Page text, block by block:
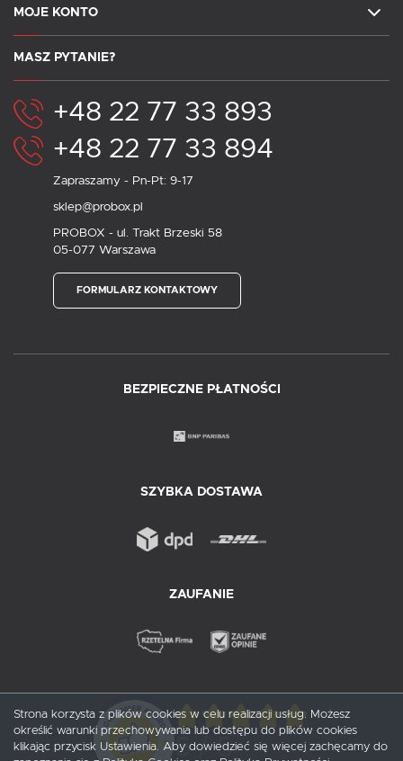
MOJE KONTO
MASZ PYTANIE?
+48 22 77 33 893
+48 22 77 33 894
Zapraszamy - Pn-Pt: 9-17
sklep@probox.pl
PROBOX - ul. Trakt Brzeski 58
05-077 Warszawa
FORMULARZ KONTAKTOWY
BEZPIECZNE PŁATNOŚCI
SZYBKA DOSTAWA
ZAUFANIE
5/ 5
Strona korzysta z plików cookies w celu realizacji usług. Możesz
określić warunki przechowywania lub dostępu do plików cookies
klikając przycisk Ustawienia. Aby dowiedzieć się więcej zachęcamy do